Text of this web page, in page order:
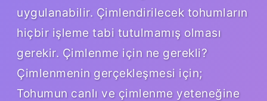
uygulanabilir. Çimlendirilecek tohumların
hiçbir işleme tabi tutulmamış olması
gerekir. Çimlenme için ne gerekli?
Çimlenmenin gerçekleşmesi için;
Tohumun canlı ve çimlenme yeteneğine